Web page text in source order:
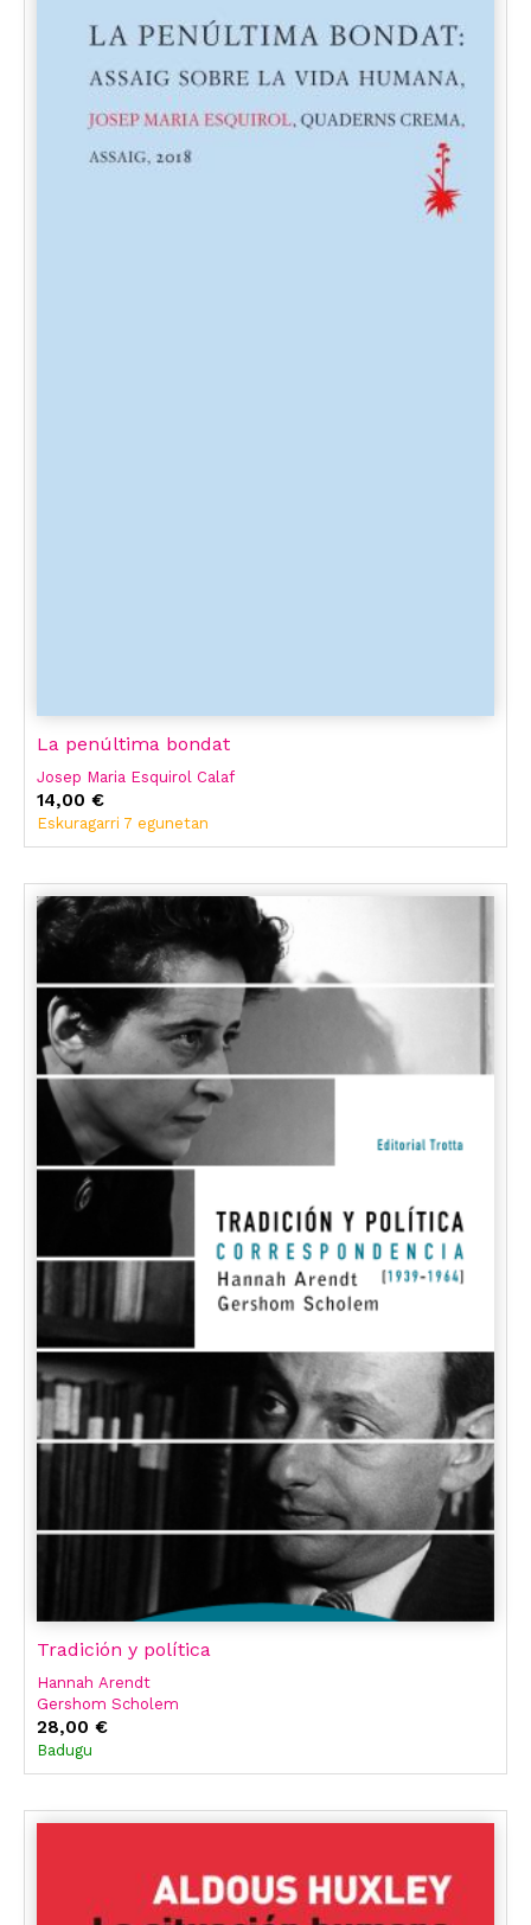
La penúltima bondat
Josep Maria Esquirol Calaf
14,00 €
Eskuragarri 7 egunetan
Tradición y política
Hannah Arendt
Gershom Scholem
28,00 €
Badugu